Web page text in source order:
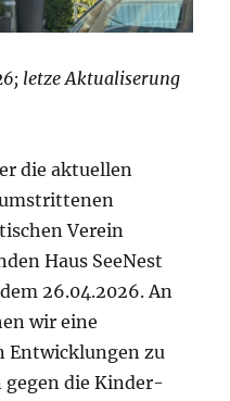
letze Aktualiserung
die aktuellen
Verein
Haus SeeNest
26.04.2026. An
wir eine
Entwicklungen zu
die Kinder-